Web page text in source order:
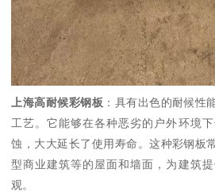
上海高耐候彩钢板 ：具有出色的耐候性
工艺。它能够在各种恶劣的户外环境
蚀，大大延长了使用寿命。这种彩钢板
型商业建筑等的屋面和墙面，为建筑
观。